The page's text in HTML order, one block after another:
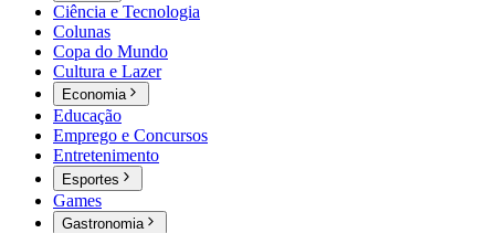
Ciência e Tecnologia
Colunas
Copa do Mundo
Cultura e Lazer
Economia
Educação
Emprego e Concursos
Entretenimento
Esportes
Games
Gastronomia